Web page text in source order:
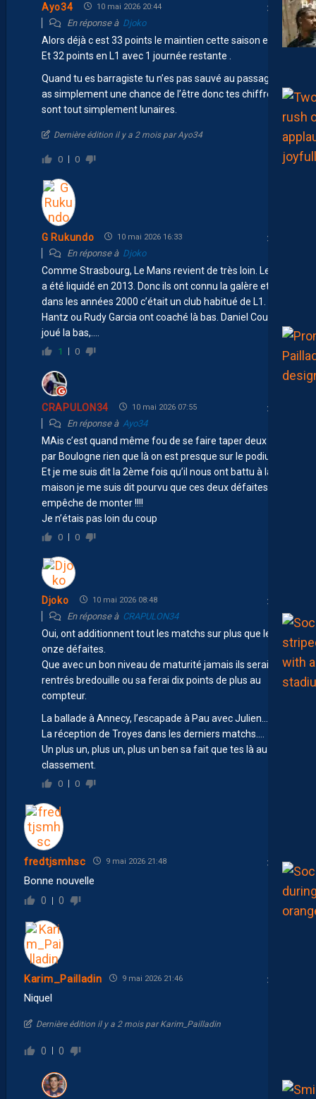
Ayo34 10 mai 2026 20:44
En réponse à Djoko
Alors déjà c est 33 points le maintien cette saison en L2.
Et 32 points en L1 avec 1 journée restante .
Quand tu es barragiste tu n’es pas sauvé au passage tu
as simplement une chance de l’être donc tes chiffres
sont tout simplement lunaires.
Dernière édition il y a 2 mois par Ayo34
0 0
G Rukundo 10 mai 2026 16:33
En réponse à Djoko
Comme Strasbourg, Le Mans revient de très loin. Le club
a été liquidé en 2013. Donc ils ont connu la galère et
dans les années 2000 c’était un club habitué de L1. Fred
Hantz ou Rudy Garcia ont coaché là bas. Daniel Cousin a
joué la bas,….
1 0
CRAPULON34 10 mai 2026 07:55
En réponse à Ayo34
MAis c’est quand même fou de se faire taper deux fois
par Boulogne rien que là on est presque sur le podium
Et je me suis dit la 2ème fois qu’il nous ont battu à la
maison je me suis dit pourvu que ces deux défaites nous
empêche de monter !!!!
Je n’étais pas loin du coup
0 0
Djoko 10 mai 2026 08:48
En réponse à CRAPULON34
Oui, ont additionnent tout les matchs sur plus que les
onze défaites.
Que avec un bon niveau de maturité jamais ils seraient
rentrés bredouille ou sa ferai dix points de plus au
compteur.
La ballade à Annecy, l’escapade à Pau avec Julien…
La réception de Troyes dans les derniers matchs….
Un plus un, plus un, plus un ben sa fait que tes là au
classement.
0 0
fredtjsmhsc 9 mai 2026 21:48
Bonne nouvelle
0 0
Karim_Pailladin 9 mai 2026 21:46
Niquel
Dernière édition il y a 2 mois par Karim_Pailladin
0 0